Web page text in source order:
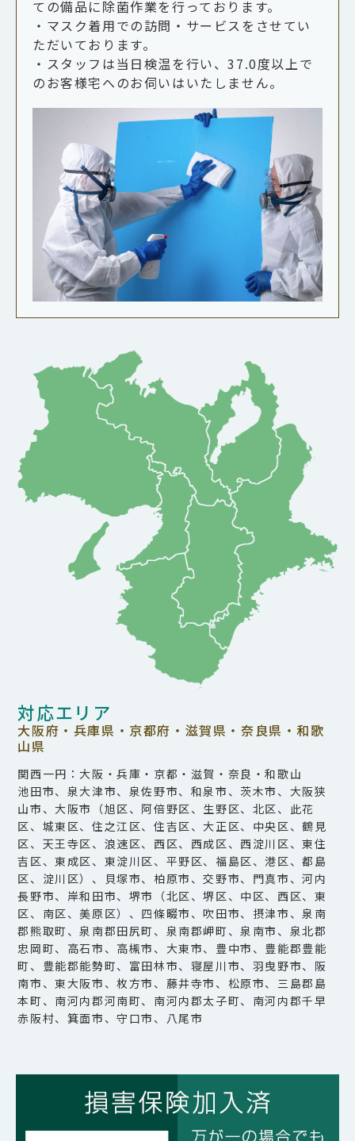
ての備品に除菌作業を行っております。
・マスク着用での訪問・サービスをさせてい
ただいております。
・スタッフは当日検温を行い、37.0度以上で
のお客様宅へのお伺いはいたしません。
対応エリア
大阪府・兵庫県・京都府・滋賀県・奈良県・和歌
山県
関西一円：大阪・兵庫・京都・滋賀・奈良・和歌山
池田市、泉大津市、泉佐野市、和泉市、茨木市、大阪狭
山市、大阪市（旭区、阿倍野区、生野区、北区、此花
区、城東区、住之江区、住吉区、大正区、中央区、鶴見
区、天王寺区、浪速区、西区、西成区、西淀川区、東住
吉区、東成区、東淀川区、平野区、福島区、港区、都島
区、淀川区）、貝塚市、柏原市、交野市、門真市、河内
長野市、岸和田市、堺市（北区、堺区、中区、西区、東
区、南区、美原区）、四條畷市、吹田市、摂津市、泉南
郡熊取町、泉南郡田尻町、泉南郡岬町、泉南市、泉北郡
忠岡町、高石市、高槻市、大東市、豊中市、豊能郡豊能
町、豊能郡能勢町、富田林市、寝屋川市、羽曳野市、阪
南市、東大阪市、枚方市、藤井寺市、松原市、三島郡島
本町、南河内郡河南町、南河内郡太子町、南河内郡千早
赤阪村、箕面市、守口市、八尾市